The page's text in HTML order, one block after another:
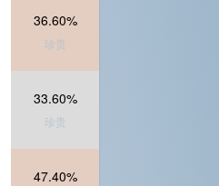
36.60%
珍贵
33.60%
珍贵
47.40%